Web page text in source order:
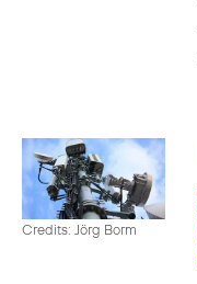
Credits: Jörg Borm